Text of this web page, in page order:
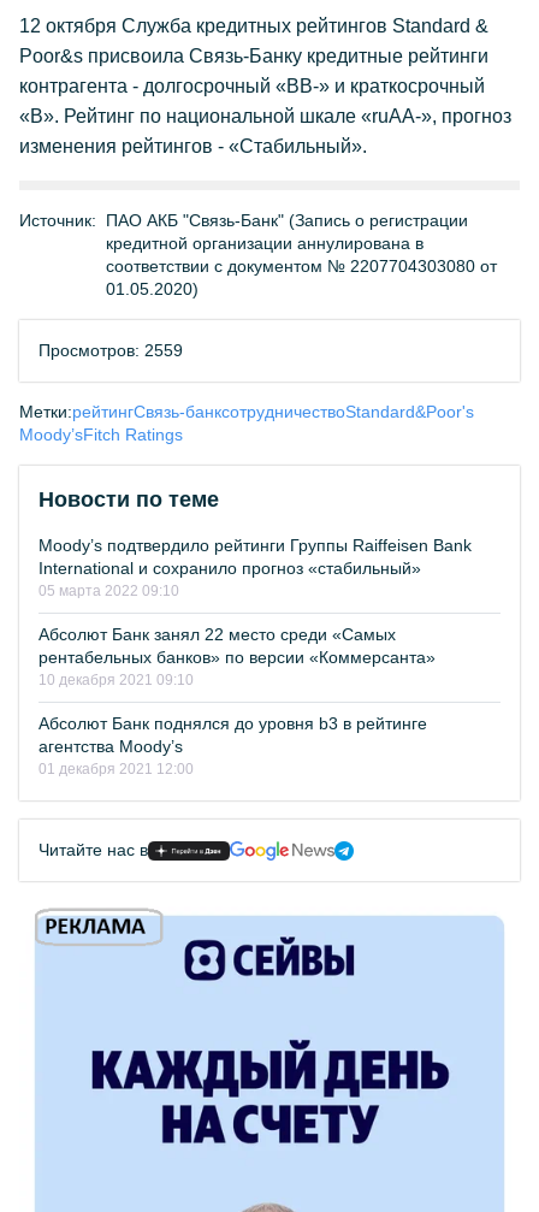
12 октября Служба кредитных рейтингов Standard &
Poor&s присвоила Связь-Банку кредитные рейтинги
контрагента - долгосрочный «ВВ-» и краткосрочный
«В». Рейтинг по национальной шкале «ruAA-», прогноз
изменения рейтингов - «Стабильный».
Источник:
ПАО АКБ "Связь-Банк" (Запись о регистрации
кредитной организации аннулирована в
соответствии с документом № 2207704303080 от
01.05.2020)
Просмотров: 2559
Метки:рейтингСвязь-банксотрудничествоStandard&Poor's
Moody’sFitch Ratings
Новости по теме
Moody’s подтвердило рейтинги Группы Raiffeisen Bank
International и сохранило прогноз «стабильный»
05 марта 2022 09:10
Абсолют Банк занял 22 место среди «Самых
рентабельных банков» по версии «Коммерсанта»
10 декабря 2021 09:10
Абсолют Банк поднялся до уровня b3 в рейтинге
агентства Moody’s
01 декабря 2021 12:00
Читайте нас в